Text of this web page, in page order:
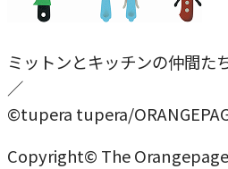
ミットンとキッチンの仲間た
／
©tupera tupera/
Copyright© The